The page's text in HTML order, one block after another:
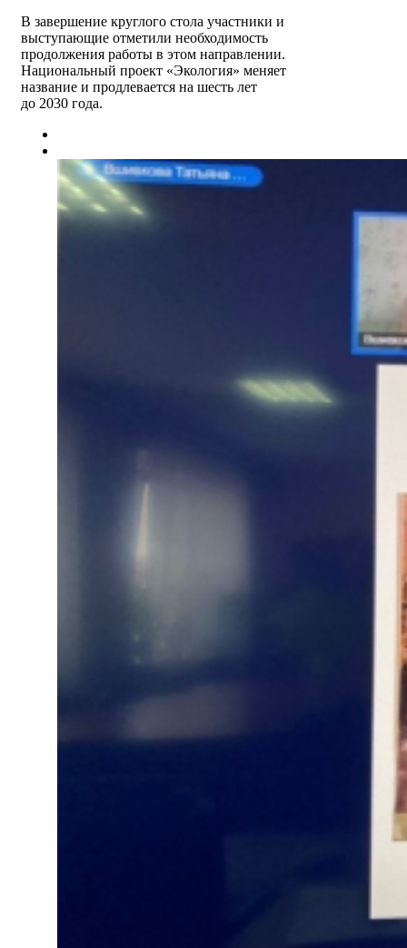
В завершение круглого стола участники и
выступающие отметили необходимость
продолжения работы в этом направлении.
Национальный проект «Экология» меняет
название и продлевается на шесть лет
до 2030 года.